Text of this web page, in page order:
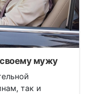
мужу
так и